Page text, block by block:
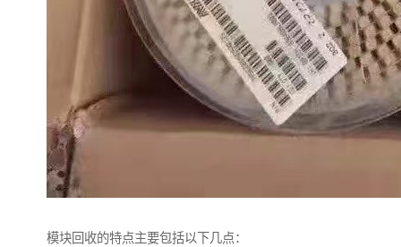
模块回收的特点主要包括以下几点：